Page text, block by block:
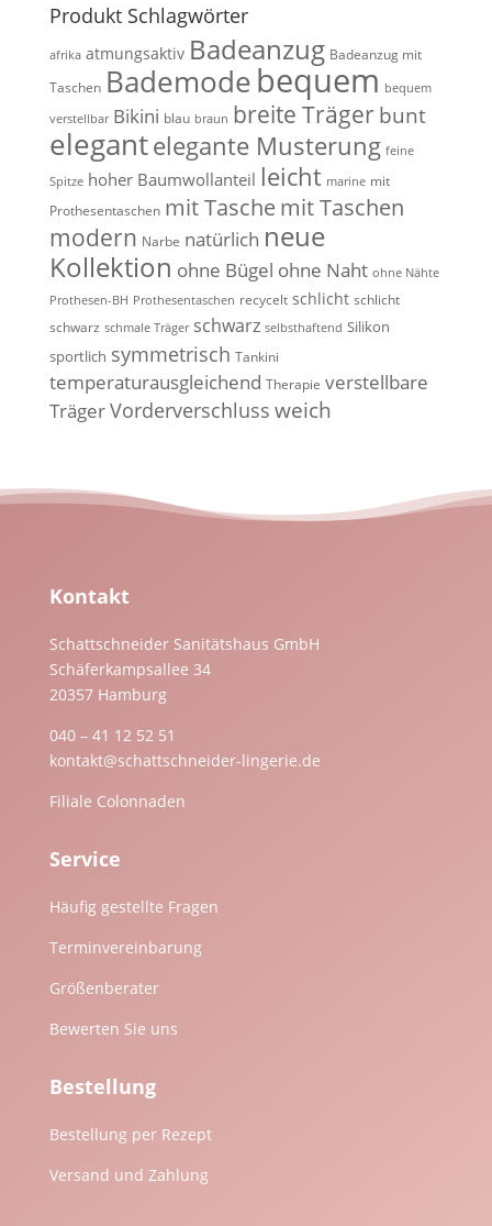
Produkt Schlagwörter
afrika atmungsaktiv Badeanzug Badeanzug mit
Taschen Bademodebequem bequem
verstellbar Bikini blau braun breite Träger bunt
elegantelegante Musterung feine
Spitze hoher Baumwollanteil leicht marine mit
Prothesentaschen mit Taschemit Taschen
modern Narbe natürlich neue
Kollektion ohne Bügel ohne Naht ohne Nähte
Prothesen-BH Prothesentaschen recycelt schlicht schlicht
schwarz schmale Träger schwarz selbsthaftend Silikon
sportlich symmetrisch Tankini
temperaturausgleichend Therapie verstellbare
TrägerVorderverschluss weich
Kontakt
Schattschneider Sanitätshaus GmbH
Schäferkampsallee 34
20357 Hamburg
040 – 41 12 52 51
kontakt@schattschneider-lingerie.de
Filiale Colonnaden
Service
Häufig gestellte Fragen
Terminvereinbarung
Größenberater
Bewerten Sie uns
Bestellung
Bestellung per Rezept
Versand und Zahlung